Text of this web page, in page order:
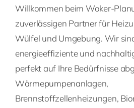
Willkommen beim Woker-
zuverlässigen Partner für
Wülfel und Umgebung. Wir
energieeffiziente und
perfekt auf Ihre Bedürfnisse
Wärmepumpenanlagen,
Brennstoffzellenheizungen,